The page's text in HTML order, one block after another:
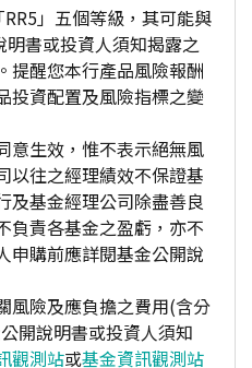
RR5」五個等級，其可能與
書或投資人須知揭露之
提醒您本行產品風險報酬
投資配置及風險指標之變
意生效，惟不表示絕無風
以往之經理績效不保證基
及基金經理公司除盡善良
負責各基金之盈虧，亦不
申購前應詳閱基金公開說
風險及應負擔之費用(含分
開說明書或投資人須知
觀測站或基金資訊觀測站